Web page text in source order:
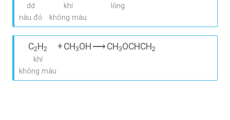
dd khí
lỏng
nâu đỏ
không màu
C2H2 + CH3OH ⟶ CH3OCHCH2
khí
không màu